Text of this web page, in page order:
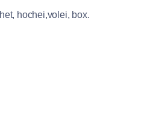
hochei,volei, box.